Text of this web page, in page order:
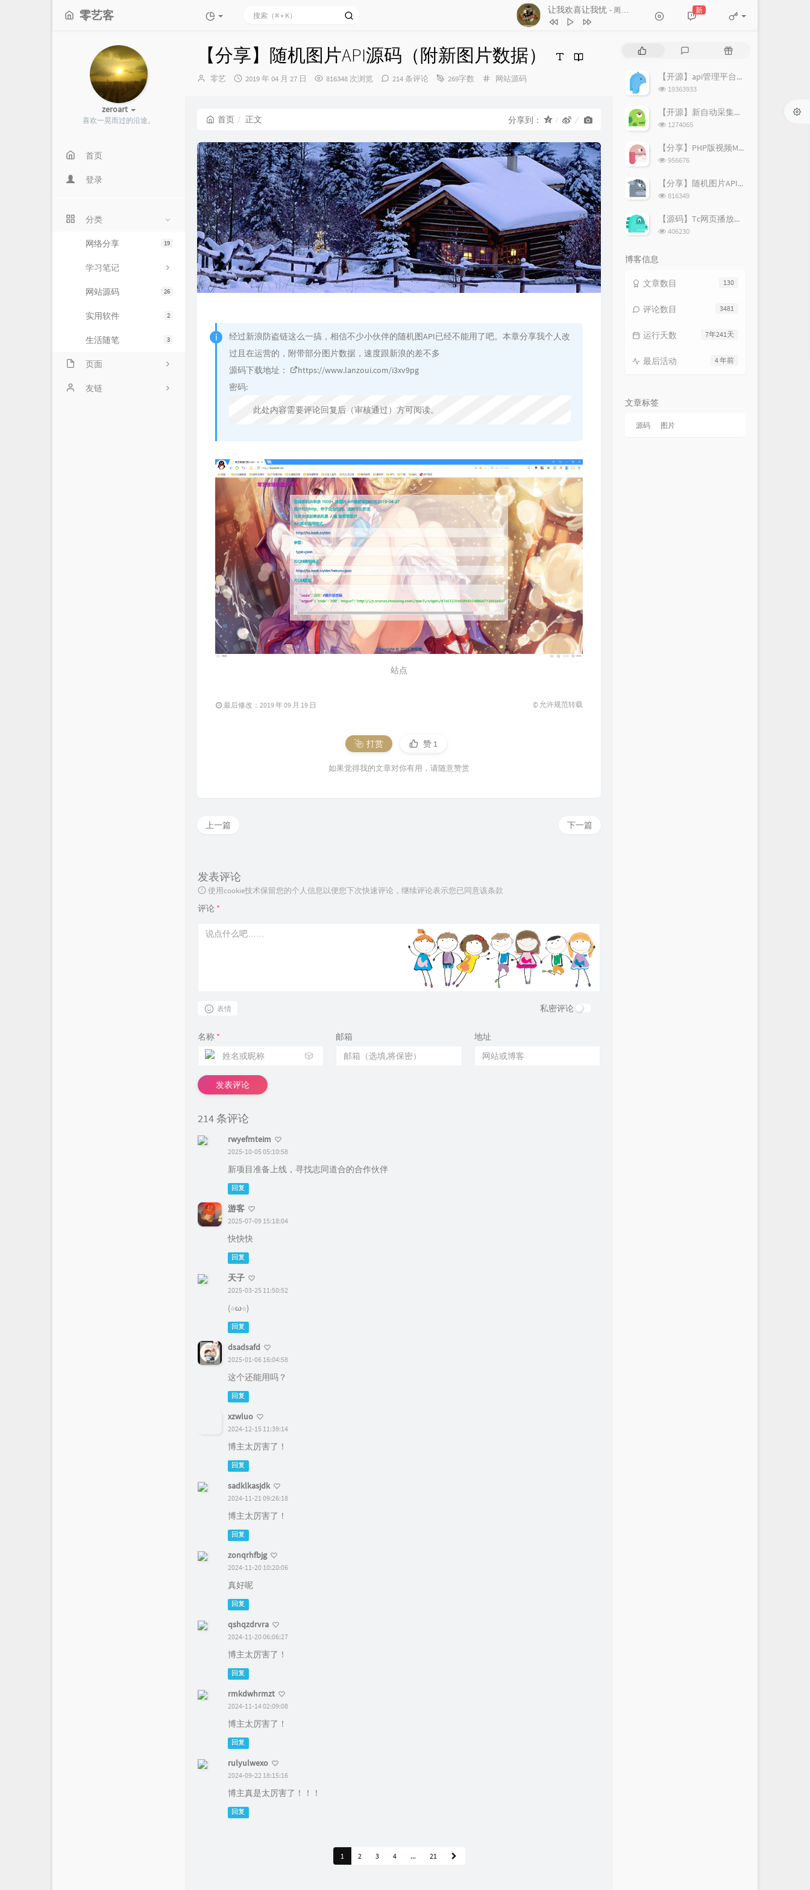
零艺客 让我欢喜让我忧 - 周华健
郁可唯
周笔畅
5 遇到 方雅贤
新
zeroart
喜欢一晃而过的沿途。
首页
登录
分类
19
网络分享
学习笔记
26
网站源码
2
实用软件
3
生活随笔
页面
进行事宜
友链
【分享】随机图片API源码（附新图片数据）
博
零艺
发
2019 年 04 月 27 日 816348 次浏览 214 条评论 269字数
分
网站源码
首页 正文 分享到：
经过新浪防盗链这么一搞，相信不少小伙伴的随机图API已经不能用了吧。本章分享我个人改
过且在运营的，附带部分图片数据，速度跟新浪的差不多
源码下载地址：
https://www.lanzoui.com/i3xv9pg
密码:
此处内容需要评论回复后（审核通过）方可阅读。
站点
最后修改：2019 年 09 月 19 日 © 允许规范转载
打赏 赞 1
如果觉得我的文章对你有用，请随意赞赏
下一篇
上一篇
发表评论
使用cookie技术保留您的个人信息以便您下次快速评论，继续评论表示您已同意该条款
评论 *
表情 私密评论
名称 *
🎲
邮箱 地址
发表评论
214 条评论
rwyefmteim
2025-10-05 05:10:58
新项目准备上线，寻找志同道合的合作伙伴
回复
游客
2025-07-09 15:18:04
快快快
回复
天子
2025-03-25 11:50:52
(☆ω☆)
回复
dsadsafd
2025-01-06 16:04:58
这个还能用吗？
回复
xzwluo
2024-12-15 11:39:14
博主太厉害了！
回复
sadklkasjdk
2024-11-21 09:26:18
博主太厉害了！
回复
zonqrhfbjg
2024-11-20 10:20:06
真好呢
回复
qshqzdrvra
2024-11-20 06:06:27
博主太厉害了！
回复
rmkdwhrmzt
2024-11-14 02:09:08
博主太厉害了！
回复
rulyulwexo
2024-09-22 18:15:16
博主真是太厉害了！！！
回复
1 2 3 4 ... 21
评
论
随
文【开源】api管理平台源码v1.2
浏
次
数:
19363933
【开源】新自动采集影视CMS程序开源
浏
次
数:
1274065
【分享】PHP版视频M3U8切片上传阿里图床源码
浏
次
数:
956676
【分享】随机图片API源码（附新图片数据）
浏
次
数:
816349
【源码】Tc网页播放器个人增强版
浏
406230
博客信息
130
文章数目
3481
评论数目
7年241天
运行天数
4 年前
最后活动
文章标签
源码 图片